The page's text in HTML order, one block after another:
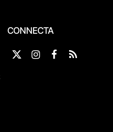
CONNECTA
X
Instagram
Facebook
RSS